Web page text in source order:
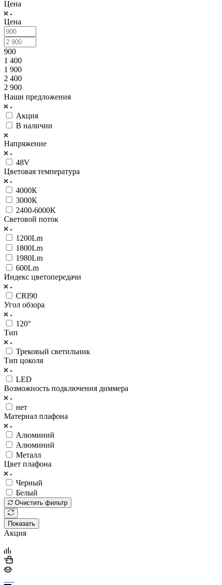
Цена
Цена
900
1 400
1 900
2 400
2 900
Наши предложения
Акция
В наличии
Напряжение
48V
Цветовая температура
4000К
3000К
2400-6000K
Световой поток
1200Lm
1800Lm
1980Lm
600Lm
Индекс цветопередачи
CRI90
Угол обзора
120°
Тип
Трековый светильник
Тип цоколя
LED
Возможность подключения диммера
нет
Материал плафона
Алюминий
Алюминий
Металл
Цвет плафона
Черный
Белый
Очистить фильтр
Показать
Акция